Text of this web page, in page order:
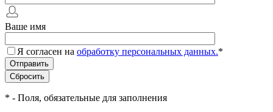
Ваше имя
Я согласен на обработку персональных данных.*
* - Поля, обязательные для заполнения